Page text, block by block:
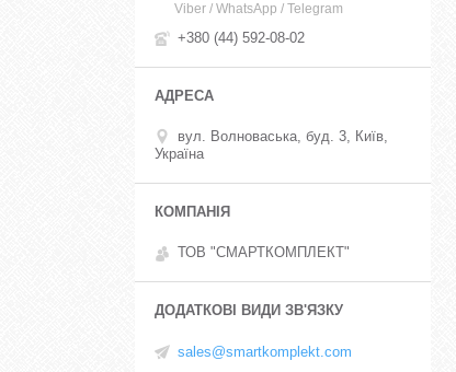
Viber / WhatsApp / Telegram
+380 (44) 592-08-02
вул. Волноваська, буд. 3, Київ,
Україна
ТОВ "СМАРТКОМПЛЕКТ"
sales@smartkomplekt.com